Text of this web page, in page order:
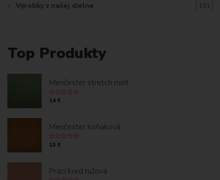
Výrobky z našej dielne 191
Top Produkty
Menčester stretch mint
14 €
Menčester koňaková
13 €
Prací kord ružová